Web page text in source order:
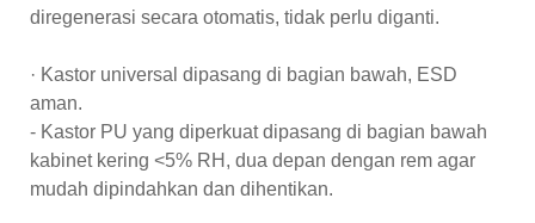
diregenerasi secara otomatis, tidak perlu diganti.
· Kastor universal dipasang di bagian bawah, ESD
aman.
- Kastor PU yang diperkuat dipasang di bagian bawah
kabinet kering <5% RH, dua depan dengan rem agar
mudah dipindahkan dan dihentikan.